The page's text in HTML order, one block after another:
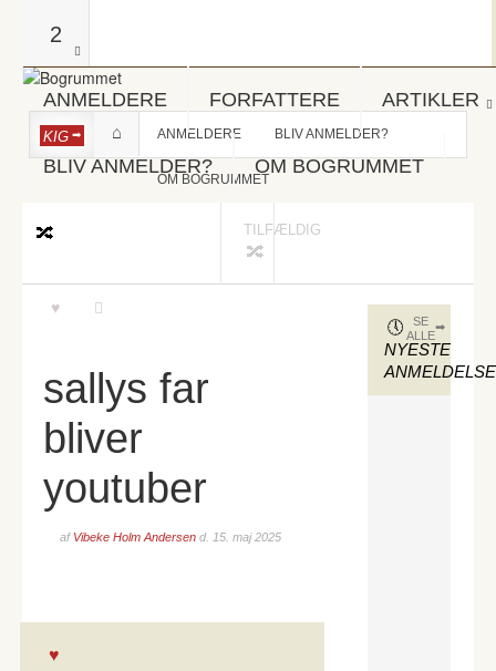
2
ANMELDERE FORFATTERE ARTIKLER
BLIV ANMELDER? OM BOGRUMMET
KIG ANMELDERE BLIV ANMELDER?
OM BOGRUMMET
TILFÆLDIG
sallys far
bliver
youtuber
af Vibeke Holm Andersen d. 15. maj 2025
NYESTE
SE
ALLE